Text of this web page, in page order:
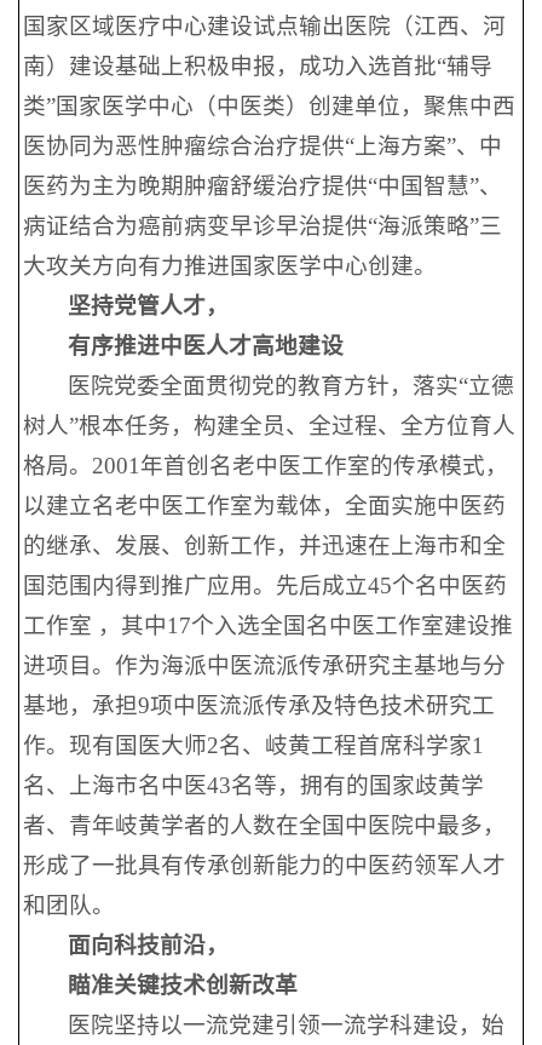
国家区域医疗中心建设试点输出医院（江西、河
南）建设基础上积极申报，成功入选首批“辅导
类”国家医学中心（中医类）创建单位，聚焦中西
医协同为恶性肿瘤综合治疗提供“上海方案”、中
医药为主为晚期肿瘤舒缓治疗提供“中国智慧”、
病证结合为癌前病变早诊早治提供“海派策略”三
大攻关方向有力推进国家医学中心创建。
坚持党管人才，
有序推进中医人才高地建设
医院党委全面贯彻党的教育方针，落实“立德
树人”根本任务，构建全员、全过程、全方位育人
格局。2001年首创名老中医工作室的传承模式，
以建立名老中医工作室为载体，全面实施中医药
的继承、发展、创新工作，并迅速在上海市和全
国范围内得到推广应用。先后成立45个名中医药
工作室 ，其中17个入选全国名中医工作室建设推
进项目。作为海派中医流派传承研究主基地与分
基地，承担9项中医流派传承及特色技术研究工
作。现有国医大师2名、岐黄工程首席科学家1
名、上海市名中医43名等，拥有的国家歧黄学
者、青年岐黄学者的人数在全国中医院中最多，
形成了一批具有传承创新能力的中医药领军人才
和团队。
面向科技前沿，
瞄准关键技术创新改革
医院坚持以一流党建引领一流学科建设，始